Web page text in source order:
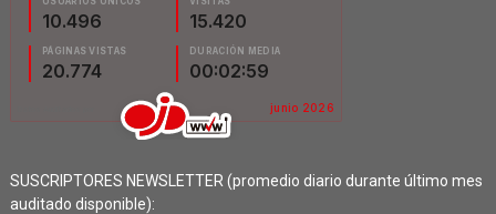
SUSCRIPTORES NEWSLETTER (promedio diario durante último mes
auditado disponible):